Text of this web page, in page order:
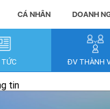
CÁ NHÂN DOANH
ĐV THÀNH
tin